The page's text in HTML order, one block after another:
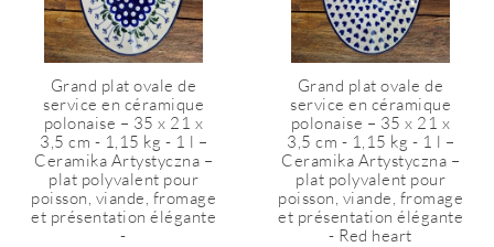
Grand plat ovale de
service en céramique
polonaise – 35 x 21 x
3,5 cm - 1,15 kg - 1 l –
Ceramika Artystyczna –
plat polyvalent pour
poisson, viande, fromage
et présentation élégante
-
Grand plat ovale de
service en céramique
polonaise – 35 x 21 x
3,5 cm - 1,15 kg - 1 l –
Ceramika Artystyczna –
plat polyvalent pour
poisson, viande, fromage
et présentation élégante
- Red heart